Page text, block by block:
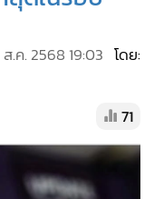
ส.ค. 2568 19:03 โดย:
71